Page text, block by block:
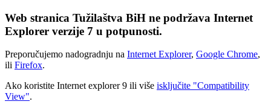
Web stranica Tužilaštva BiH ne podržava Internet
Explorer verzije 7 u potpunosti.
Preporučujemo nadogradnju na Internet Explorer, Google Chrome,
ili Firefox.
Ako koristite Internet explorer 9 ili više isključite "Compatibility
View".